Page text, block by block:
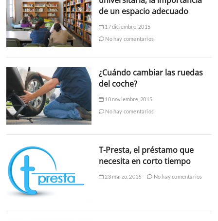
de un espacio adecuado
17 diciembre, 2015
No hay comentarios
¿Cuándo cambiar las ruedas
del coche?
10 noviembre, 2015
No hay comentarios
T-Presta, el préstamo que
necesita en corto tiempo
23 marzo, 2016 No hay comentarios